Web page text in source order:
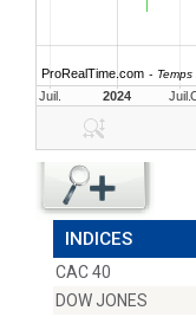
INDICES
CAC 40
DOW JONES